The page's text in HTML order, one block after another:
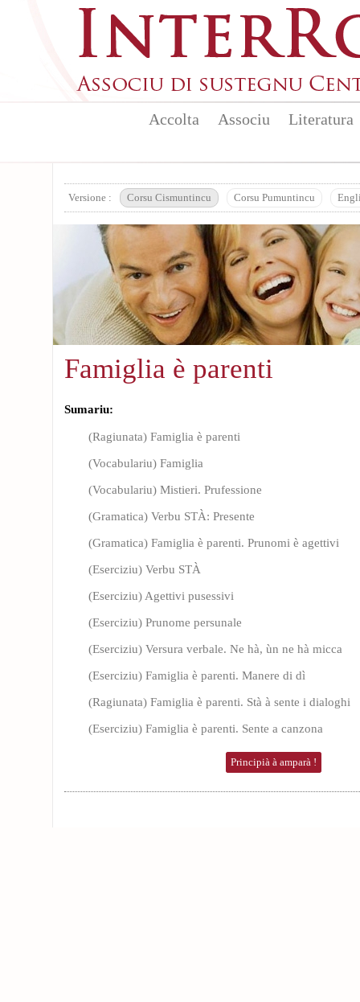
Accolta Associu Literatura
Versione : Corsu Cismuntincu Corsu Pumuntincu
Famiglia è parenti
Sumariu:
(Ragiunata) Famiglia è parenti
(Vocabulariu) Famiglia
(Vocabulariu) Mistieri. Prufessione
(Gramatica) Verbu STÀ: Presente
(Gramatica) Famiglia è parenti. Prunomi è agettivi
(Eserciziu) Verbu STÀ
(Eserciziu) Agettivi pusessivi
(Eserciziu) Prunome persunale
(Eserciziu) Versura verbale. Ne hà, ùn ne hà micca
(Eserciziu) Famiglia è parenti. Manere di dì
(Ragiunata) Famiglia è parenti. Stà à sente i dialoghi
(Eserciziu) Famiglia è parenti. Sente a canzona
Principià à amparà !